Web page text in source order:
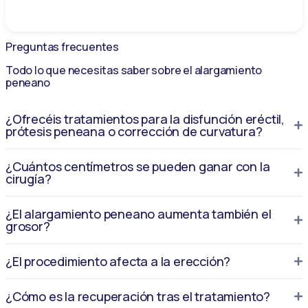
Preguntas frecuentes
Todo lo que necesitas saber sobre el alargamiento
peneano
¿Ofrecéis tratamientos para la disfunción eréctil,
prótesis peneana o corrección de curvatura?
¿Cuántos centímetros se pueden ganar con la
cirugía?
¿El alargamiento peneano aumenta también el
grosor?
¿El procedimiento afecta a la erección?
¿Cómo es la recuperación tras el tratamiento?